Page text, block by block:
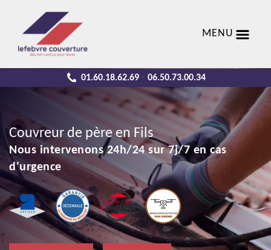
MENU
01.60.18.62.69 - 06.50.73.00.34
Couvreur de père en Fils
Nous intervenons 24h/24 sur 7j/7 en cas
d'urgence